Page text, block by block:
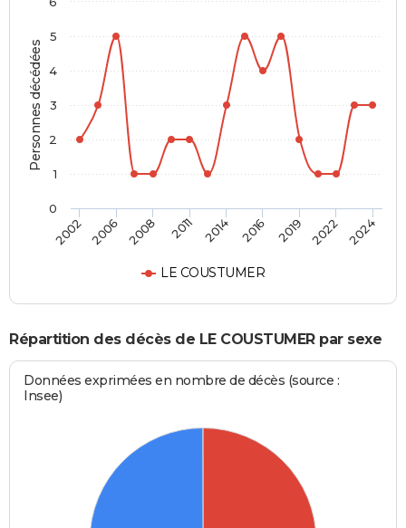
Personnes décédées
LE COUSTUMER
2002 2006 2008 2011 2014 2016 2019 2022 2024
0
1
2
3
4
5
Répartition des décès de LE COUSTUMER par sexe
Données exprimées en nombre de décès (source :
Insee)